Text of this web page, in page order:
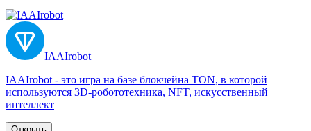
IAAIrobot
IAAIrobot - это игра на базе блокчейна TON, в которой
используются 3D-робототехника, NFT, искусственный
интеллект